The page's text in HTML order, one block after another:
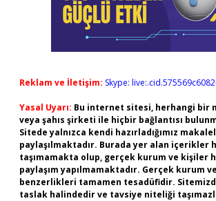
Reklam ve İletişim: Skype:
Yasal Uyarı: Bu internet sitesi, herhangi bir
veya şahıs şirketi ile hiçbir bağlantısı
Sitede yalnızca kendi hazırladığımız
paylaşılmaktadır. Burada yer alan içerikler
taşımamakta olup, gerçek kurum ve kişiler
paylaşım yapılmamaktadır. Gerçek kurum
benzerlikleri tamamen tesadüfidir.
taslak halindedir ve tavsiye niteliği